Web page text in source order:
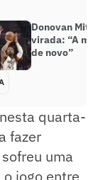
Donovan
virada: “A
de novo”
quarta-
fazer
uma